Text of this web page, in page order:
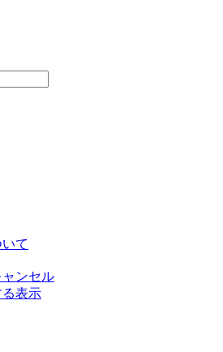
て
ンセル
表示